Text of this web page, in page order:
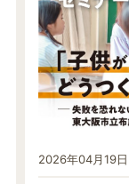
2026年04月19日